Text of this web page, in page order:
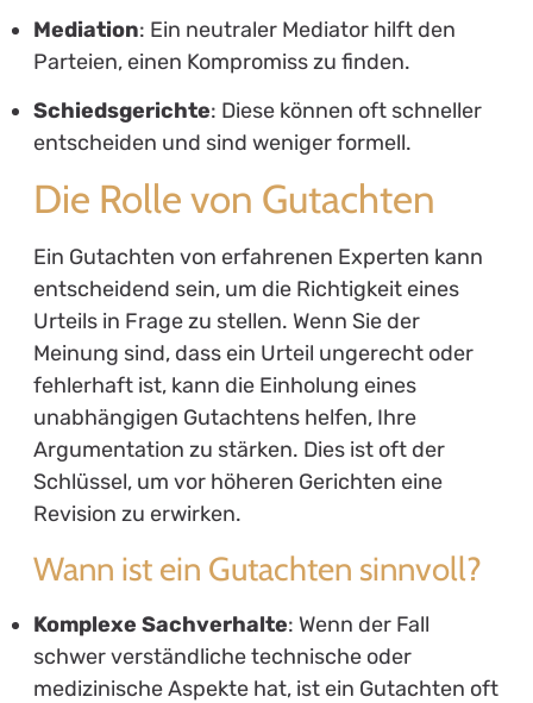
Mediation: Ein neutraler Mediator hilft den
Parteien, einen Kompromiss zu finden.
Schiedsgerichte: Diese können oft schneller
entscheiden und sind weniger formell.
Die Rolle von Gutachten
Ein Gutachten von erfahrenen Experten kann
entscheidend sein, um die Richtigkeit eines
Urteils in Frage zu stellen. Wenn Sie der
Meinung sind, dass ein Urteil ungerecht oder
fehlerhaft ist, kann die Einholung eines
unabhängigen Gutachtens helfen, Ihre
Argumentation zu stärken. Dies ist oft der
Schlüssel, um vor höheren Gerichten eine
Revision zu erwirken.
Wann ist ein Gutachten sinnvoll?
Komplexe Sachverhalte: Wenn der Fall
schwer verständliche technische oder
medizinische Aspekte hat, ist ein Gutachten oft